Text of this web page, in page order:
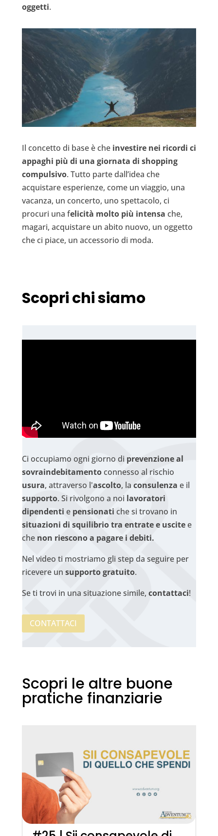
oggetti.
Il concetto di base è che investire nei ricordi ci
appaghi più di una giornata di shopping
compulsivo. Tutto parte dall’idea che
acquistare esperienze, come un viaggio, una
vacanza, un concerto, uno spettacolo, ci
procuri una felicità molto più intensa che,
magari, acquistare un abito nuovo, un oggetto
che ci piace, un accessorio di moda.
Scopri chi siamo
Ci occupiamo ogni giorno di prevenzione al
sovraindebitamentoconnesso al rischio
usura, attraverso l'ascolto, la consulenza e il
supporto. Si rivolgono a noi lavoratori
dipendenti e pensionati che si trovano in
situazioni di squilibrio tra entrate e uscitee
che non riescono a pagare i debiti.
Nel video ti mostriamo gli step da seguire per
ricevere un supporto gratuito.
Se ti trovi in una situazione simile, contattaci!
CONTATTACI
Scopri le altre buone
pratiche finanziarie